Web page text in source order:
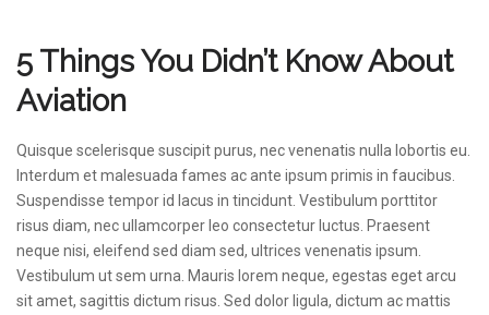
5 Things You Didn’t Know About
Aviation
Quisque scelerisque suscipit purus, nec venenatis nulla lobortis eu.
Interdum et malesuada fames ac ante ipsum primis in faucibus.
Suspendisse tempor id lacus in tincidunt. Vestibulum porttitor
risus diam, nec ullamcorper leo consectetur luctus. Praesent
neque nisi, eleifend sed diam sed, ultrices venenatis ipsum.
Vestibulum ut sem urna. Mauris lorem neque, egestas eget arcu
sit amet, sagittis dictum risus. Sed dolor ligula, dictum ac mattis